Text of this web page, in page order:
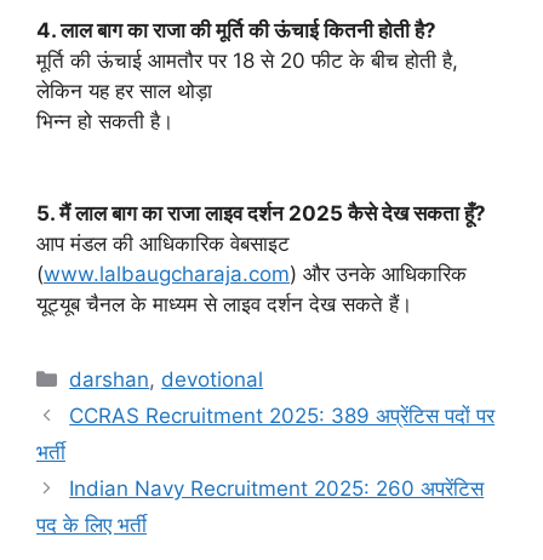
4. लाल बाग का राजा की मूर्ति की ऊंचाई कितनी होती है?
मूर्ति की ऊंचाई आमतौर पर 18 से 20 फीट के बीच होती है,
लेकिन यह हर साल थोड़ा
भिन्न हो सकती है।
5. मैं लाल बाग का राजा लाइव दर्शन 2025 कैसे देख सकता हूँ?
आप मंडल की आधिकारिक वेबसाइट
(www.lalbaugcharaja.com) और उनके आधिकारिक
यूट्यूब चैनल के माध्यम से लाइव दर्शन देख सकते हैं।
Categories
darshan, devotional
CCRAS Recruitment 2025: 389 अप्रेंटिस पदों पर
भर्ती
Indian Navy Recruitment 2025: 260 अपरेंटिस
पद के लिए भर्ती